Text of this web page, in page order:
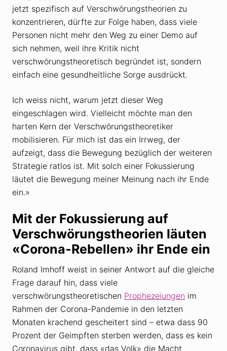
jetzt spezifisch auf Verschwörungstheorien zu
konzentrieren, dürfte zur Folge haben, dass viele
Personen nicht mehr den Weg zu einer Demo auf
sich nehmen, weil ihre Kritik nicht
verschwörungstheoretisch begründet ist, sondern
einfach eine gesundheitliche Sorge ausdrückt.
Ich weiss nicht, warum jetzt dieser Weg
eingeschlagen wird. Vielleicht möchte man den
harten Kern der Verschwörungstheoretiker
mobilisieren. Für mich ist das ein Irrweg, der
aufzeigt, dass die Bewegung bezüglich der weiteren
Strategie ratlos ist. Mit solch einer Fokussierung
läutet die Bewegung meiner Meinung nach ihr Ende
ein.»
Mit der Fokussierung auf
Verschwörungstheorien läuten
«Corona-Rebellen» ihr Ende ein
Roland Imhoff weist in seiner Antwort auf die gleiche
Frage darauf hin, dass viele
verschwörungstheoretischen Prophezeiungen im
Rahmen der Corona-Pandemie in den letzten
Monaten krachend gescheitert sind – etwa dass 90
Prozent der Geimpften sterben werden, dass es kein
Coronavirus gibt, dass «das Volk» die Macht